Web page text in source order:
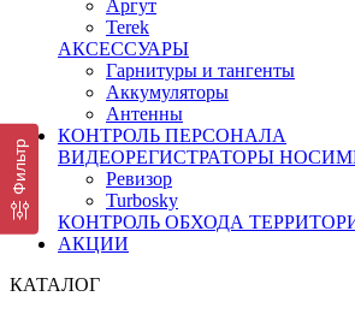
Аргут
Terek
АКСЕССУАРЫ
Гарнитуры и тангенты
Аккумуляторы
Антенны
КОНТРОЛЬ ПЕРСОНАЛА
ВИДЕОРЕГИСТРАТОРЫ
Ревизор
Turbosky
КОНТРОЛЬ ОБХОДА
АКЦИИ
КАТАЛОГ
Фильтр